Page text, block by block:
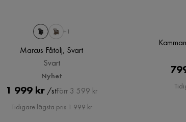
+1
Marcus Fåtölj, Svart
Svart
Nyhet
Pris
1 999 kr /st
Original
Pris
Förr 3 599 kr
Tidigare lägsta pris 1 999 kr